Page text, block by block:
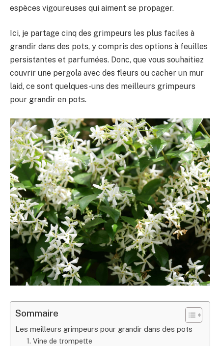
espèces vigoureuses qui aiment se propager.
Ici, je partage cinq des grimpeurs les plus faciles à
grandir dans des pots, y compris des options à feuilles
persistantes et parfumées. Donc, que vous souhaitiez
couvrir une pergola avec des fleurs ou cacher un mur
laid, ce sont quelques-uns des meilleurs grimpeurs
pour grandir en pots.
Sommaire
Les meilleurs grimpeurs pour grandir dans des pots
1. Vine de trompette